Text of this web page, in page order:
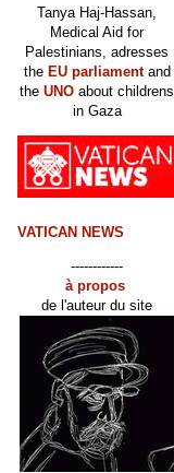
Tanya Haj-Hassan,
Medical Aid for
Palestinians, adresses
the EU parliamentand
the UNO about childrens
in Gaza
VATICAN NEWS
------------
à propos
de l'auteur du site